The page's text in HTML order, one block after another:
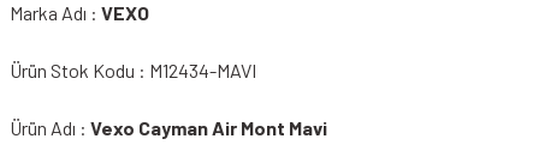
Marka Adı : VEXO
Ürün Stok Kodu : M12434-MAVI
Ürün Adı : Vexo Cayman Air Mont Mavi